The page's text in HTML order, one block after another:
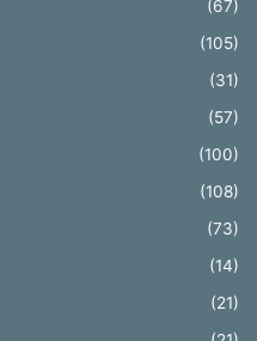
(67)
(105)
(31)
(57)
(100)
(108)
(73)
(14)
(21)